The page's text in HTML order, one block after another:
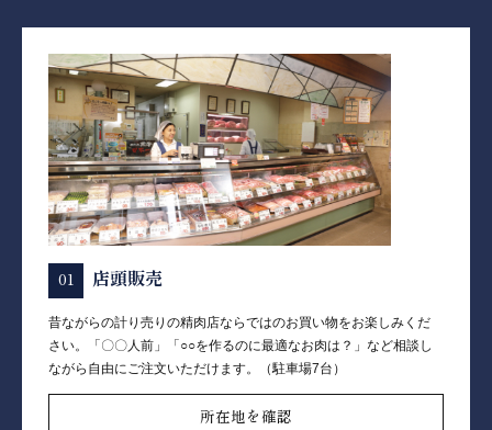
店頭販売
昔ながらの計り売りの精肉店ならではのお買い物をお楽しみくだ
さい。「〇〇人前」「○○を作るのに最適なお肉は？」など相談し
ながら自由にご注文いただけます。（駐車場7台）
所在地を確認